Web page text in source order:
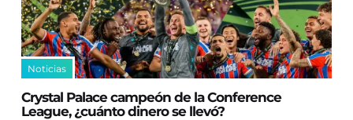
Noticias
Crystal Palace campeón de la Conference
League, ¿cuánto dinero se llevó?